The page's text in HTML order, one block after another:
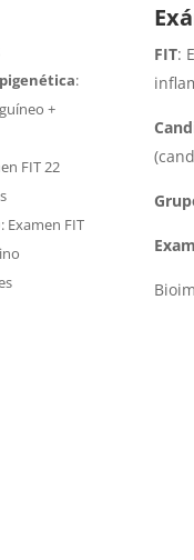
:
+
FIT 22
: Examen FIT
FIT: